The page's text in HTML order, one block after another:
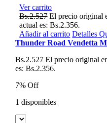
Ver carrito
Bs.2.527 El precio original
actual es: Bs.2.356.
Añadir al carrito Detalles
Thunder Road Vendetta
Bs.2.527 El precio original
es: Bs.2.356.
7% Off
1 disponibles